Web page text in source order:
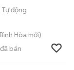
Tự động
Bình Hòa mới)
đã bán